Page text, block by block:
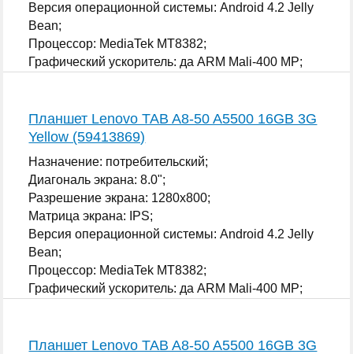
Версия операционной системы: Android 4.2 Jelly
Bean;
Процессор: MediaTek MT8382;
Графический ускоритель: да ARM Mali-400 MP;
Планшет Lenovo TAB A8-50 A5500 16GB 3G
Yellow (59413869)
Назначение: потребительский;
Диагональ экрана: 8.0";
Разрешение экрана: 1280x800;
Матрица экрана: IPS;
Версия операционной системы: Android 4.2 Jelly
Bean;
Процессор: MediaTek MT8382;
Графический ускоритель: да ARM Mali-400 MP;
Планшет Lenovo TAB A8-50 A5500 16GB 3G